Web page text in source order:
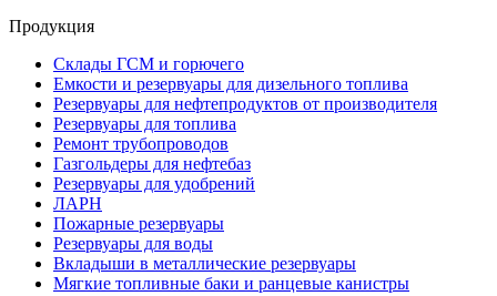
Продукция
Склады ГСМ и горючего
Емкости и резервуары для дизельного топлива
Резервуары для нефтепродуктов от производителя
Резервуары для топлива
Ремонт трубопроводов
Газгольдеры для нефтебаз
Резервуары для удобрений
ЛАРН
Пожарные резервуары
Резервуары для воды
Вкладыши в металлические резервуары
Мягкие топливные баки и ранцевые канистры